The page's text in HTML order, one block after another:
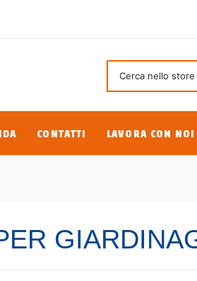
CONTATTI LAVORA CON NOI